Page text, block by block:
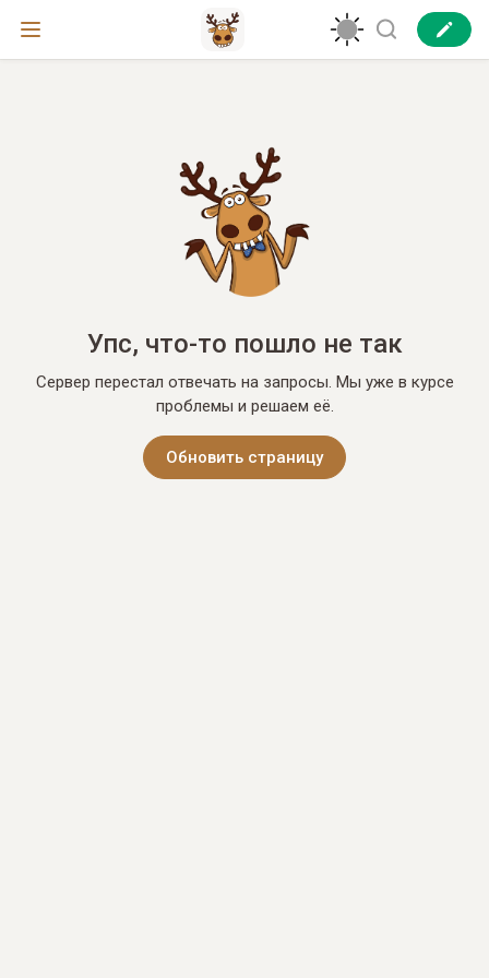
Упс, что-то пошло не так
Сервер перестал отвечать на запросы. Мы уже в курсе
проблемы и решаем её.
Обновить страницу